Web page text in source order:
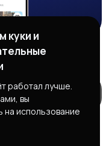
куки и
работал лучше.
вы
на использование